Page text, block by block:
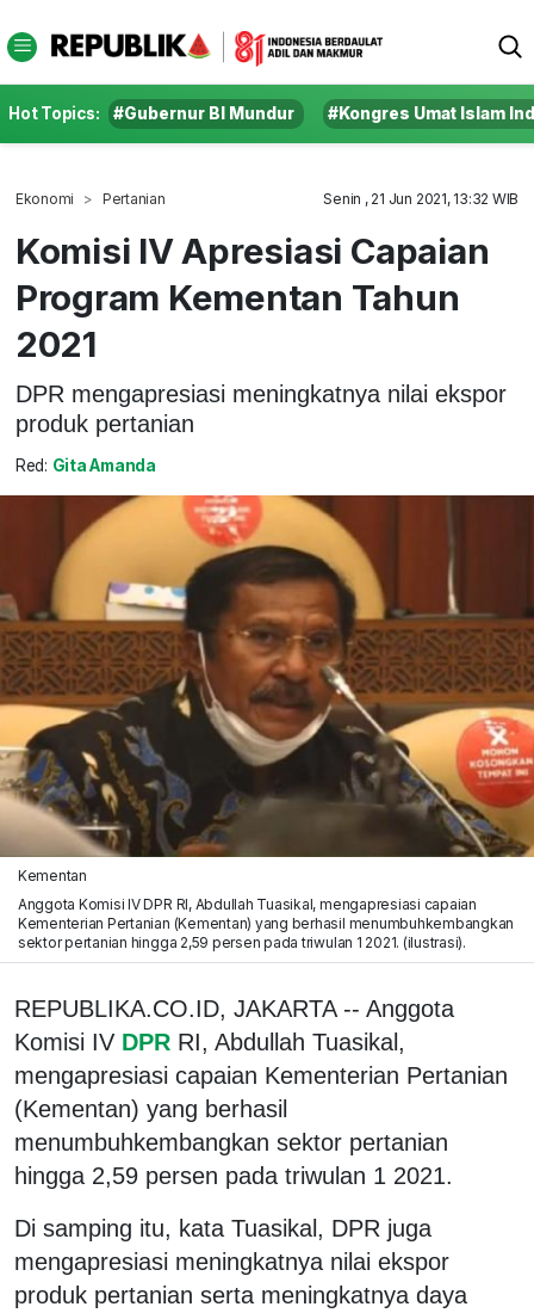
Hot Topics: #Gubernur BI Mundur #Kongres Umat Islam
Ekonomi Pertanian Senin , 21 Jun 2021, 13:32 WIB
Komisi IV Apresiasi Capaian
Program Kementan Tahun
2021
DPR mengapresiasi meningkatnya nilai ekspor
produk pertanian
Red: Gita Amanda
Kementan
Anggota Komisi IV DPR RI, Abdullah Tuasikal, mengapresiasi capaian
Kementerian Pertanian (Kementan) yang berhasil menumbuhkembangkan
sektor pertanian hingga 2,59 persen pada triwulan 1 2021. (ilustrasi).
REPUBLIKA.CO.ID, JAKARTA -- Anggota
Komisi IV DPR RI, Abdullah Tuasikal,
mengapresiasi capaian Kementerian Pertanian
(Kementan) yang berhasil
menumbuhkembangkan sektor pertanian
hingga 2,59 persen pada triwulan 1 2021.
Di samping itu, kata Tuasikal, DPR juga
mengapresiasi meningkatnya nilai ekspor
produk pertanian serta meningkatnya daya